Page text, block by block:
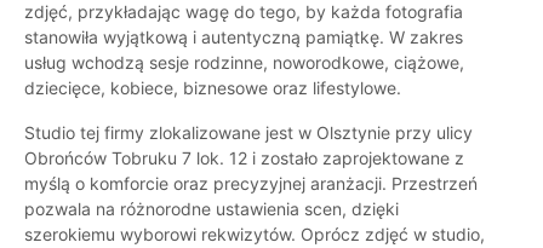
zdjęć, przykładając wagę do tego, by każda fotografia
stanowiła wyjątkową i autentyczną pamiątkę. W zakres
usług wchodzą sesje rodzinne, noworodkowe, ciążowe,
dziecięce, kobiece, biznesowe oraz lifestylowe.
Studio tej firmy zlokalizowane jest w Olsztynie przy ulicy
Obrońców Tobruku 7 lok. 12 i zostało zaprojektowane z
myślą o komforcie oraz precyzyjnej aranżacji. Przestrzeń
pozwala na różnorodne ustawienia scen, dzięki
szerokiemu wyborowi rekwizytów. Oprócz zdjęć w studio,